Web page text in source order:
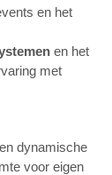
en het
en het
met
dynamische
voor eigen